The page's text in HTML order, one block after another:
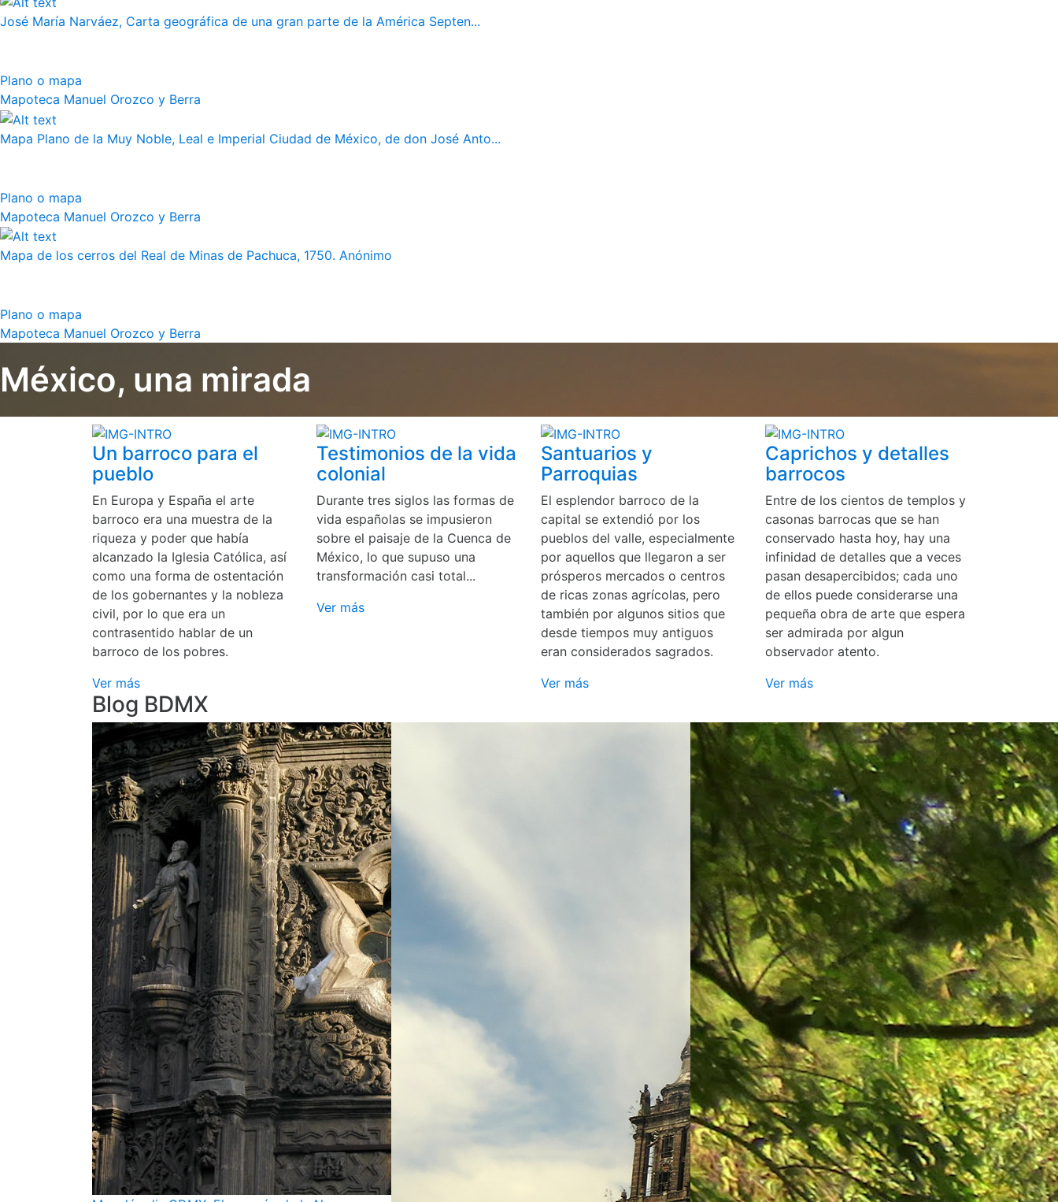
José María Narváez, Carta geográfica de una gran parte de la América Septen...
Plano o mapa
Mapoteca Manuel Orozco y Berra
Mapa Plano de la Muy Noble, Leal e Imperial Ciudad de México, de don José Anto...
Plano o mapa
Mapoteca Manuel Orozco y Berra
Mapa de los cerros del Real de Minas de Pachuca, 1750. Anónimo
Plano o mapa
Mapoteca Manuel Orozco y Berra
México, una mirada
Un barroco para el
pueblo
En Europa y España el arte
barroco era una muestra de la
riqueza y poder que había
alcanzado la Iglesia Católica, así
como una forma de ostentación
de los gobernantes y la nobleza
civil, por lo que era un
contrasentido hablar de un
barroco de los pobres.
Ver más
Testimonios de la vida
colonial
Durante tres siglos las formas de
vida españolas se impusieron
sobre el paisaje de la Cuenca de
México, lo que supuso una
transformación casi total...
Ver más
Santuarios y
Parroquias
El esplendor barroco de la
capital se extendió por los
pueblos del valle, especialmente
por aquellos que llegaron a ser
prósperos mercados o centros
de ricas zonas agrícolas, pero
también por algunos sitios que
desde tiempos muy antiguos
eran considerados sagrados.
Ver más
Caprichos y detalles
barrocos
Entre de los cientos de templos y
casonas barrocas que se han
conservado hasta hoy, hay una
infinidad de detalles que a veces
pasan desapercibidos; cada uno
de ellos puede considerarse una
pequeña obra de arte que espera
ser admirada por algun
observador atento.
Ver más
Blog BDMX